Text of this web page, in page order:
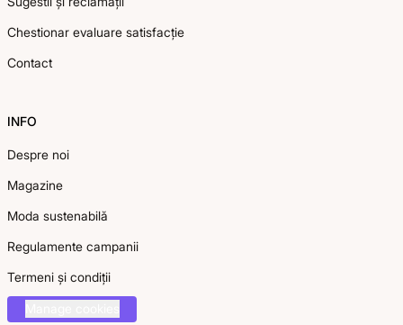
Chestionar evaluare satisfacție
Contact
INFO
Despre noi
Magazine
Moda sustenabilă
Regulamente campanii
Termeni și condiții